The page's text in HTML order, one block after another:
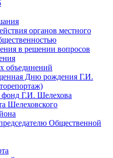
органов местного
в решении вопросов
объединений
Дню рождения Г.И.
фонд Г.И. Шелехова
Шелеховского
Общественной